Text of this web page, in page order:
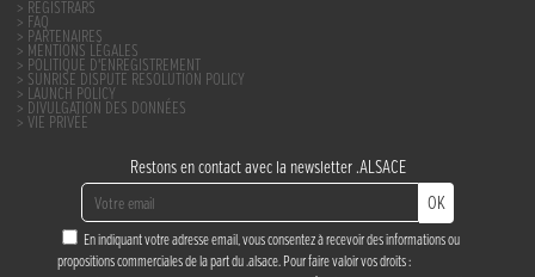
REGISTRARS
FAQ
PARTENAIRES
MENTIONS LÉGALES
POLITIQUE D’ENREGISTREMENT
SUNRISE DISPUTE RESOLUTION POLICY
LAUNCH POLICY
DIVULGATION DES DONNÉES
VIE PRIVÉE
Restons en contact avec la newsletter .ALSACE
OK
En indiquant votre adresse email, vous consentez à recevoir des informations ou
propositions commerciales de la part du .alsace. Pour faire valoir vos droits :